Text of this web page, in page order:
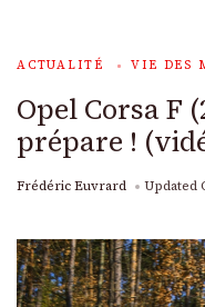
ACTUALITÉ VIE DES
Opel Corsa F
prépare !
Frédéric Euvrard Updated